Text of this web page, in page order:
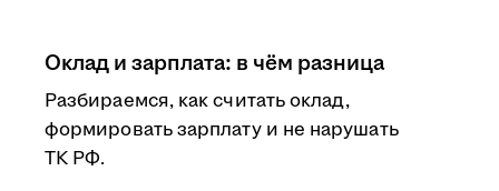
Оклад и зарплата: в чём разница
Разбираемся, как считать оклад,
формировать зарплату и не нарушать
ТК РФ.